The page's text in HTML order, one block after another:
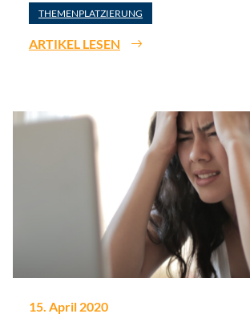
THEMENPLATZIERUNG
ARTIKEL LESEN
15. April 2020